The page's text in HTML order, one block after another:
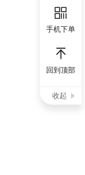
手机下单
回到顶部
收起